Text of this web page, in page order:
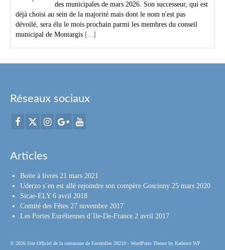
des municipales de mars 2026. Son successeur, qui est
déjà choisi au sein de la majorité mais dont le nom n'est pas
dévoilé, sera élu le mois prochain parmi les membres du conseil
municipal de Montargis [...]
Réseaux sociaux
Articles
Boite à livres 21 mars 2021
Uderzo s’en est allé rejoindre son compère Goscinny 25 mars 2020
Sicae-ELY 6 avril 2018
Comité des Fêtes 27 novembre 2017
Les Portes Euréliennes d’Ile-De-France 2 avril 2017
© 2026 Site Officiel de la commune de Faverolles 28210 - WordPress Theme by Kadence WP